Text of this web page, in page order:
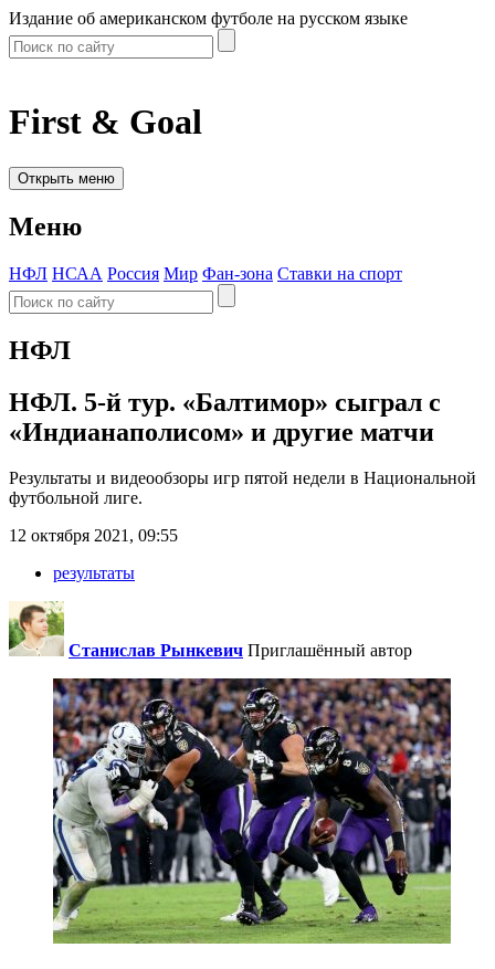
Издание об американском футболе на русском языке
First & Goal
Открыть меню
Меню
НФЛ НСАА Россия Мир Фан-зона Ставки на спорт
НФЛ
НФЛ. 5-й тур. «Балтимор» сыграл с
«Индианаполисом» и другие матчи
Результаты и видеообзоры игр пятой недели в Национальной
футбольной лиге.
12 октября 2021, 09:55
результаты
Станислав Рынкевич Приглашённый автор